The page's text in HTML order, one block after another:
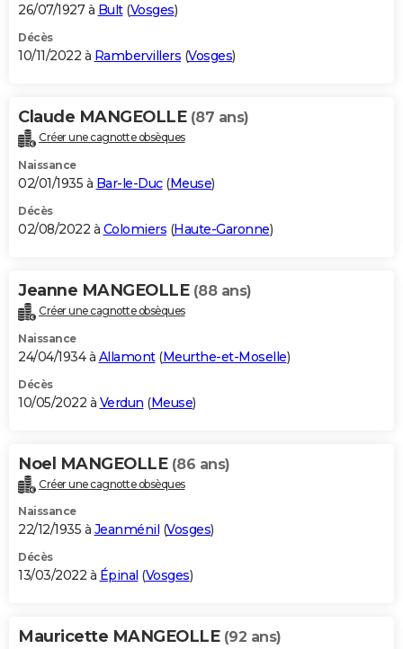
26/07/1927 à Bult(Vosges)
Décès
10/11/2022 à Rambervillers (Vosges)
Claude MANGEOLLE (87 ans)
Créer une cagnotte obsèques
Naissance
02/01/1935 à Bar-le-Duc(Meuse)
Décès
02/08/2022 à Colomiers (Haute-Garonne)
Jeanne MANGEOLLE (88 ans)
Créer une cagnotte obsèques
Naissance
24/04/1934 à Allamont(Meurthe-et-Moselle)
Décès
10/05/2022 à Verdun (Meuse)
Noel MANGEOLLE (86 ans)
Créer une cagnotte obsèques
Naissance
22/12/1935 à Jeanménil (Vosges)
Décès
13/03/2022 à Épinal (Vosges)
Mauricette MANGEOLLE (92 ans)